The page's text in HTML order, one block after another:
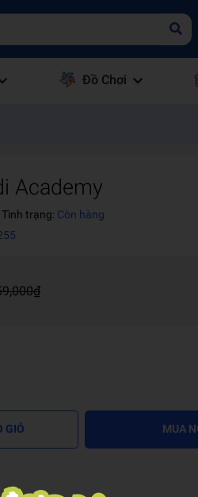
Đồ Chơi
Academy
Tình trạng: Còn hàng
GIỎ MUA